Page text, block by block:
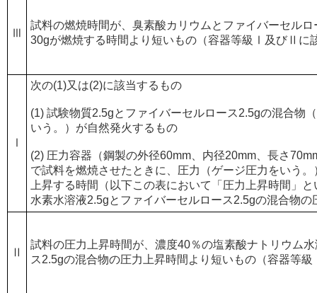
Ⅲ
試料の燃焼時間が、臭素酸カリウムとファイバーセル
30gが燃焼する時間より短いもの（容器等級Ⅰ及びⅡに
Ⅰ
次の(1)又は(2)に該当するもの
(1) 試験物質2.5gとファイバーセルロース2.5gの混合物
いう。）が自然発火するもの
(2) 圧力容器（鋼製の外径60mm、内径20mm、長さ
で試料を燃焼させたときに、圧力（ゲージ圧力をいう
上昇する時間（以下この表において「圧力上昇時間」
水素水溶液2.5gとファイバーセルロース2.5gの混合物
Ⅱ
試料の圧力上昇時間が、濃度40％の塩素酸ナトリウム
ス2.5gの混合物の圧力上昇時間より短いもの（容器等